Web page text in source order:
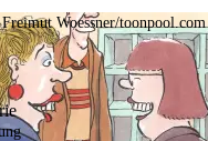
Woessner/toonpool.com